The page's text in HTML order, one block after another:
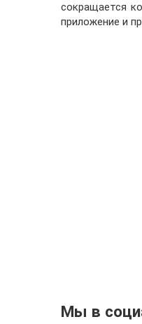
сокращается
приложение и
Мы в